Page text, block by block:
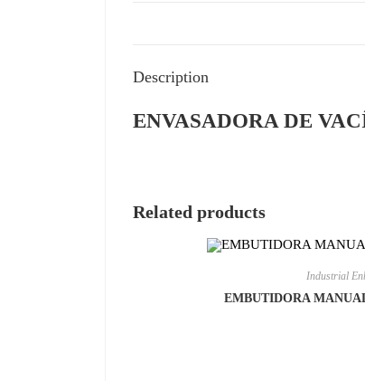
Description
ENVASADORA DE
Related products
Industrial
EMBUTIDORA